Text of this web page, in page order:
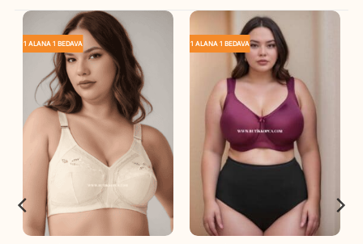
1 ALANA 1 BEDAVA 1 ALANA 1 BEDAVA